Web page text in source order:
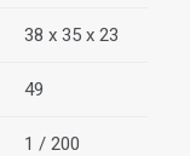
38 x 35 x 23
49
1 / 200